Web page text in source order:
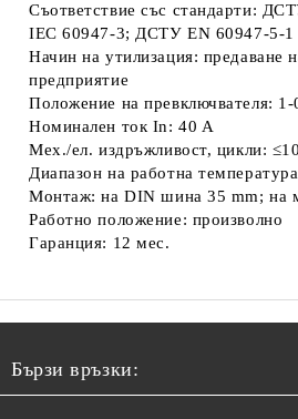
Съответствие със стандарти:
IEC 60947-3; ДСТУ EN 60947-5-1
Начин на утилизация: предаване
предприятие
Положение на превключвателя: 1-
Номинален ток In: 40 A
Мех./ел. издръжливост, цикли:
Диапазон на работна
Монтаж: на DIN шина 35 mm; на
Работно положение: произволно
Гаранция: 12 мес.
Бързи връзки: